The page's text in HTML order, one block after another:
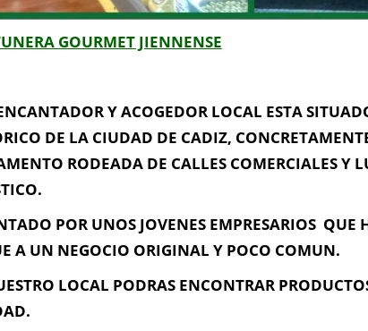
GOURMET JIENNENSE
Y ACOGEDOR LOCAL ESTA
DE LA CIUDAD DE CADIZ,
RODEADA DE CALLES COMERCIALES Y
POR UNOS JOVENES EMPRESARIOS QUE
A UN NEGOCIO ORIGINAL Y POCO COMUN.
LOCAL PODRAS ENCONTRAR
de Contacto
490